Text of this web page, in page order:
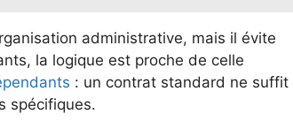
administrative, mais il évite
la logique est proche de celle
: un contrat standard ne suffit
spécifiques.